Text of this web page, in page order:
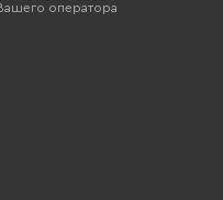
оператора